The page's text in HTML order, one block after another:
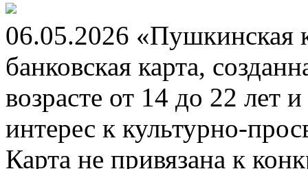
06.05.2026 «Пушкинская
банковская карта,
возрасте от 14 до 22 лет
интерес к культурно-
Карта не привязана к